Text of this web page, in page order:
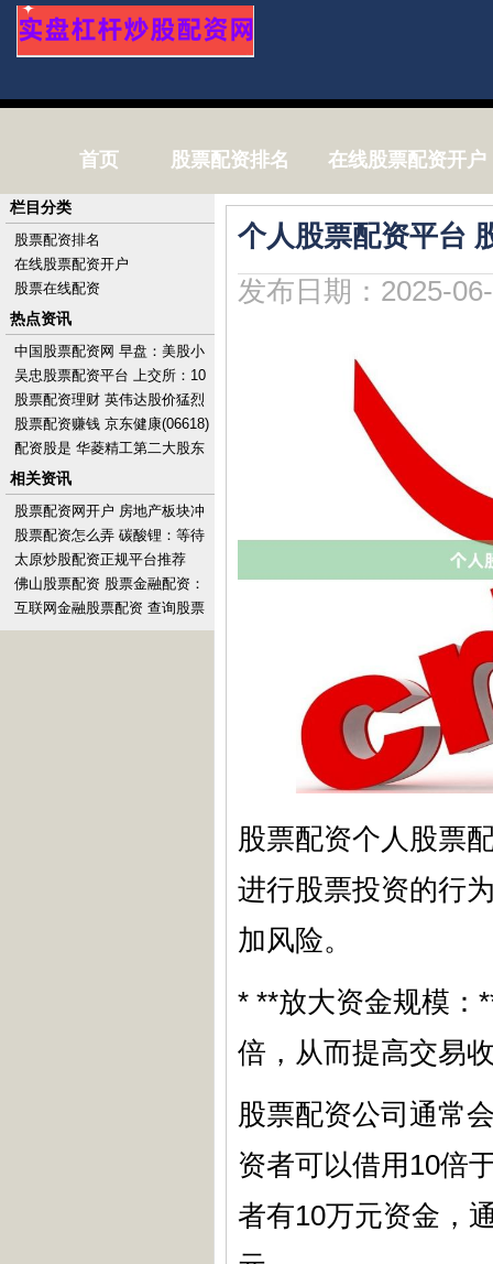
首页 股票配资排名 在线股票配资开户
个人股票配资平台
发布日期：2025-
股票配资个人股票
进行股票投资的行
加风险。
* **放大资金规模：
倍，从而提高交易
股票配资公司通常
资者可以借用10倍
者有10万元资金，
栏目分类
股票配资排名
在线股票配资开户
股票在线配资
热点资讯
中国股票配资网 早盘：美股小
幅上扬 市场关注科技股财报
吴忠股票配资平台 上交所：10
月1日至7日不提供港股通服
务，10月8日起
股票配资理财 英伟达股价猛烈
波动 分析师称或触及进一步下
跌关口
股票配资赚钱 京东健康(06618)
授出110.38万股奖励股份
配资股是 华菱精工第二大股东
计划最多增持9%股份
相关资讯
股票配资网开户 房地产板块冲
高，冠城大通涨停
股票配资怎么弄 碳酸锂：等待
新的信号
太原炒股配资正规平台推荐
佛山股票配资 股票金融配资：
解锁投资新境界，放大收益潜
力
互联网金融股票配资 查询股票
配资平台，助你投资无忧